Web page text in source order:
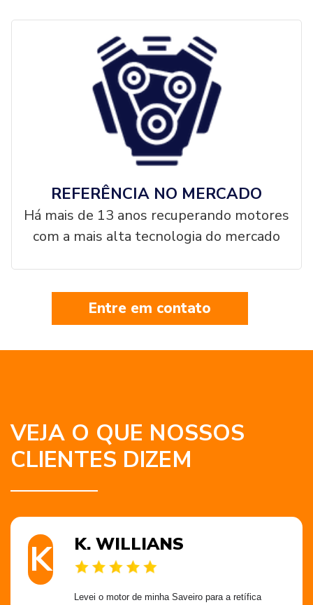
REFERÊNCIA NO MERCADO
Há mais de 13 anos recuperando motores
com a mais alta tecnologia do mercado
Entre em contato
VEJA O QUE NOSSOS
CLIENTES DIZEM
K K. WILLIANS
Levei o motor de minha Saveiro para a retífica